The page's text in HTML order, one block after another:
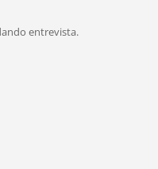
entrevista.